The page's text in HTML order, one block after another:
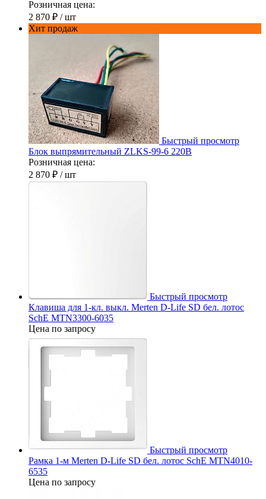
Розничная цена:
2 870 ₽ / шт
Хит продаж
Быстрый просмотр
Блок выпрямительный ZLKS-99-6 220В
Розничная цена:
2 870 ₽ / шт
Быстрый просмотр
Клавиша для 1-кл. выкл. Merten D-Life SD бел. лотос
SchE MTN3300-6035
Цена по запросу
Быстрый просмотр
Рамка 1-м Merten D-Life SD бел. лотос SchE MTN4010-
6535
Цена по запросу